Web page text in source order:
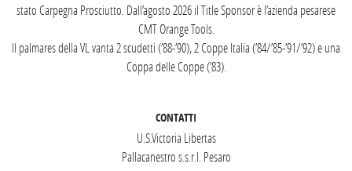
stato Carpegna Prosciutto. Dall’agosto 2026 il Title Sponsor è l’azienda pesarese
CMT Orange Tools.
Il palmares della VL vanta 2 scudetti (’88-’90), 2 Coppe Italia (’84/’85-’91/’92) e una
Coppa delle Coppe (’83).
CONTATTI
U.S.Victoria Libertas
Pallacanestro s.s.r.l. Pesaro